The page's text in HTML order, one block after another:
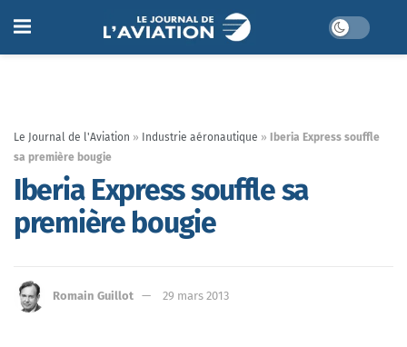
Le Journal de l'Aviation » Industrie aéronautique »
Iberia Express souffle
sa première bougie
Iberia Express souffle sa
première bougie
Romain Guillot 29 mars 2013